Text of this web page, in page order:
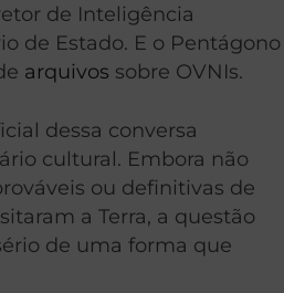
de Inteligência
de Estado. E o Pentágono
arquivos sobre OVNIs.
dessa conversa
cultural. Embora não
ou definitivas de
a Terra, a questão
de uma forma que